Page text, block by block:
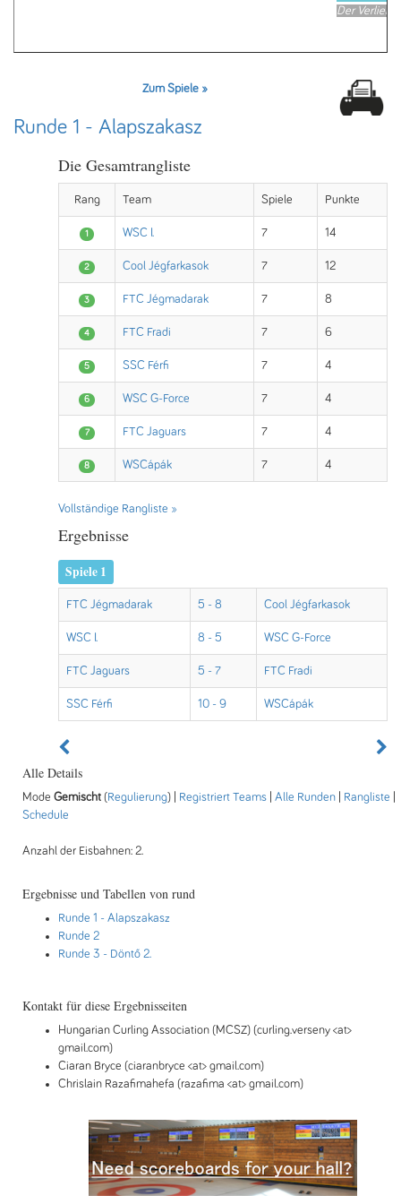
Der
Zum Spiele »
Runde 1 - Alapszakasz
Die Gesamtrangliste
Rang Team Spiele Punkte
1 WSC I. 7 14
2 Cool Jégfarkasok 7 12
3 FTC Jégmadarak 7 8
4 FTC Fradi 7 6
5 SSC Férfi 7 4
6 WSC G-Force 7 4
7 FTC Jaguars 7 4
8 WSCápák 7 4
Vollständige Rangliste »
Ergebnisse
Spiele 1
FTC Jégmadarak 5 - 8 Cool Jégfarkasok
WSC I. 8 - 5 WSC G-Force
FTC Jaguars 5 - 7 FTC Fradi
SSC Férfi 10 - 9 WSCápák
Alle Details
Mode Gemischt (Regulierung) | Registriert Teams Alle Runden Rangliste
Schedule
Anzahl der Eisbahnen: 2.
Ergebnisse und Tabellen von rund
Runde 1 - Alapszakasz
Runde 2
Runde 3 - Döntő 2.
Kontakt für diese Ergebnisseiten
Hungarian Curling Association (MCSZ) (curling.verseny <at>
gmail.com)
Ciaran Bryce (ciaranbryce <at> gmail.com)
Chrislain Razafimahefa (razafima <at> gmail.com)